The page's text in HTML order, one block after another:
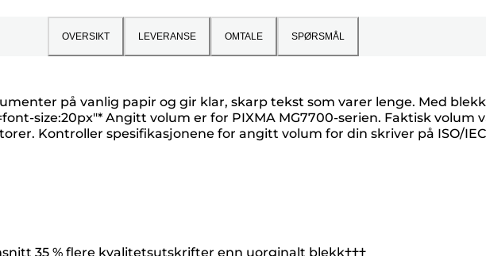
OVERSIKT LEVERANSE OMTALE SPØRSMÅL
på vanlig papir og gir klar, skarp tekst som varer lenge. Med
size:20px"* Angitt volum er for PIXMA MG7700-serien. Faktisk volum
Kontroller spesifikasjonene for angitt volum for din skriver på ISO/IEC
35 % flere kvalitetsutskrifter enn uorginalt blekk†††